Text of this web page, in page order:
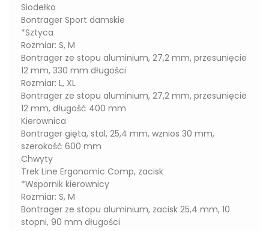
Siodełko
Bontrager Sport damskie
*Sztyca
Rozmiar: S, M
Bontrager ze stopu aluminium, 27,2 mm, przesunięcie
12 mm, 330 mm długości
Rozmiar: L, XL
Bontrager ze stopu aluminium, 27,2 mm, przesunięcie
12 mm, długość 400 mm
Kierownica
Bontrager gięta, stal, 25,4 mm, wznios 30 mm,
szerokość 600 mm
Chwyty
Trek Line Ergonomic Comp, zacisk
*Wspornik kierownicy
Rozmiar: S, M
Bontrager ze stopu aluminium, zacisk 25,4 mm, 10
stopni, 90 mm długości